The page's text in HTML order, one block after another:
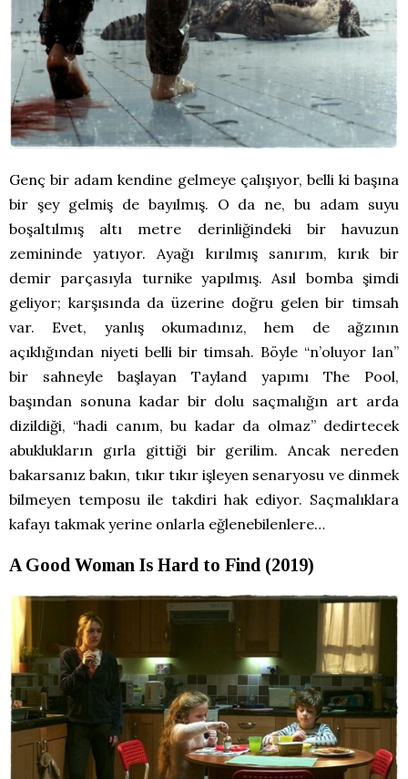
Genç bir adam kendine gelmeye çalışıyor, belli ki başına
bir şey gelmiş de bayılmış. O da ne, bu adam suyu
boşaltılmış altı metre derinliğindeki bir havuzun
zemininde yatıyor. Ayağı kırılmış sanırım, kırık bir
demir parçasıyla turnike yapılmış. Asıl bomba şimdi
geliyor; karşısında da üzerine doğru gelen bir timsah
var. Evet, yanlış okumadınız, hem de ağzının
açıklığından niyeti belli bir timsah. Böyle “n’oluyor lan”
bir sahneyle başlayan Tayland yapımı The Pool,
başından sonuna kadar bir dolu saçmalığın art arda
dizildiği, “hadi canım, bu kadar da olmaz” dedirtecek
abuklukların gırla gittiği bir gerilim. Ancak nereden
bakarsanız bakın, tıkır tıkır işleyen senaryosu ve dinmek
bilmeyen temposu ile takdiri hak ediyor. Saçmalıklara
kafayı takmak yerine onlarla eğlenebilenlere…
A Good Woman Is Hard to Find (2019)